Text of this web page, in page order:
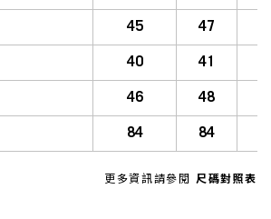
45 47
40 41
46 48
84 84
更多資訊請參閱 尺碼對照表